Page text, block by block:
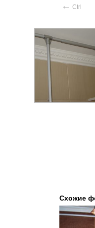
← Ctrl
Схожие